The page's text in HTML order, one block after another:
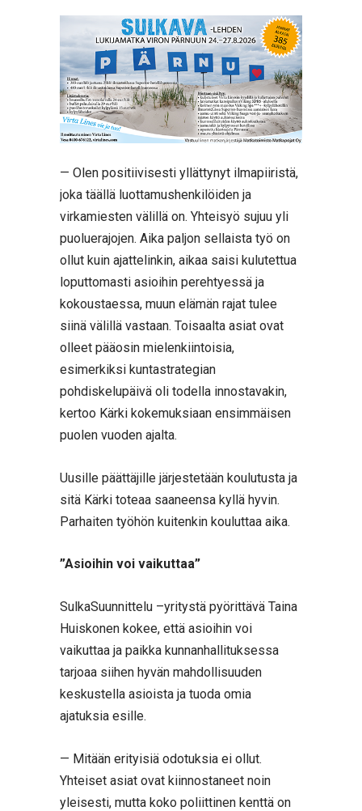
— Olen positiivisesti yllättynyt ilmapiiristä,
joka täällä luottamushenkilöiden ja
virkamiesten välillä on. Yhteisyö sujuu yli
puoluerajojen. Aika paljon sellaista työ on
ollut kuin ajattelinkin, aikaa saisi kulutettua
loputtomasti asioihin perehtyessä ja
kokoustaessa, muun elämän rajat tulee
siinä välillä vastaan. Toisaalta asiat ovat
olleet pääosin mielenkiintoisia,
esimerkiksi kuntastrategian
pohdiskelupäivä oli todella innostavakin,
kertoo Kärki kokemuksiaan ensimmäisen
puolen vuoden ajalta.
Uusille päättäjille järjestetään koulutusta ja
sitä Kärki toteaa saaneensa kyllä hyvin.
Parhaiten työhön kuitenkin kouluttaa aika.
”Asioihin voi vaikuttaa”
SulkaSuunnittelu –yritystä pyörittävä Taina
Huiskonen kokee, että asioihin voi
vaikuttaa ja paikka kunnanhallituksessa
tarjoaa siihen hyvän mahdollisuuden
keskustella asioista ja tuoda omia
ajatuksia esille.
— Mitään erityisiä odotuksia ei ollut.
Yhteiset asiat ovat kiinnostaneet noin
yleisesti, mutta koko poliittinen kenttä on